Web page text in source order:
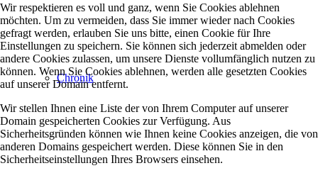
Chronik
Wir respektieren es voll und ganz, wenn Sie Cookies ablehnen
möchten. Um zu vermeiden, dass Sie immer wieder nach Cookies
gefragt werden, erlauben Sie uns bitte, einen Cookie für Ihre
Einstellungen zu speichern. Sie können sich jederzeit abmelden oder
andere Cookies zulassen, um unsere Dienste vollumfänglich nutzen zu
können. Wenn Sie Cookies ablehnen, werden alle gesetzten Cookies
auf unserer Domain entfernt.
Wir stellen Ihnen eine Liste der von Ihrem Computer auf unserer
Domain gespeicherten Cookies zur Verfügung. Aus
Sicherheitsgründen können wie Ihnen keine Cookies anzeigen, die von
anderen Domains gespeichert werden. Diese können Sie in den
Sicherheitseinstellungen Ihres Browsers einsehen.